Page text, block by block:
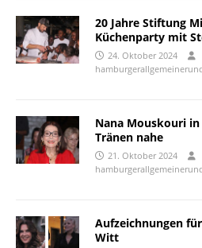
20 Jahre Stiftung
Küchenparty mit
24. Oktober 2024
Nana Mouskouri in
Tränen nahe
21. Oktober 2024
Aufzeichnungen
Witt